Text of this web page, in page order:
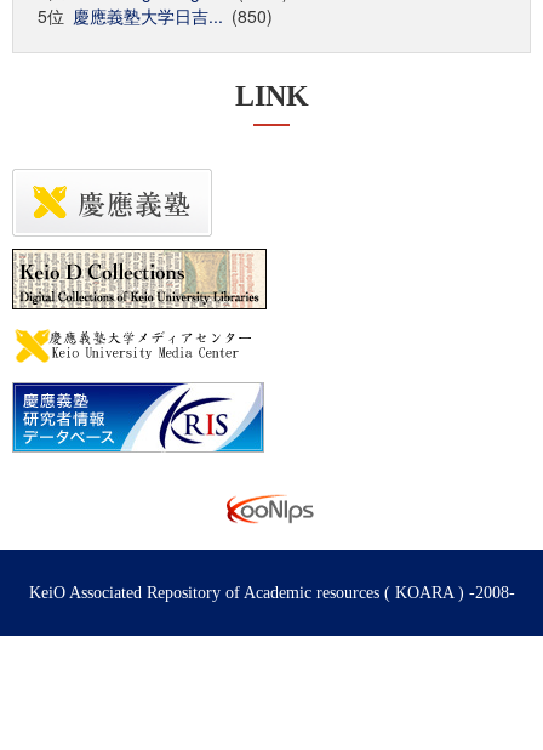
5位 慶應義塾大学日吉... (850)
LINK
KeiO Associated Repository of Academic resources ( KOARA ) -2008-